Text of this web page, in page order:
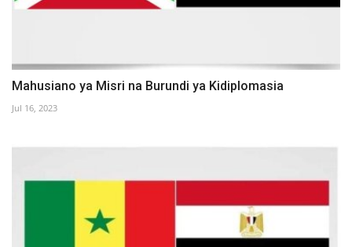
Mahusiano ya Misri na Burundi ya Kidiplomasia
Jul 16, 2023